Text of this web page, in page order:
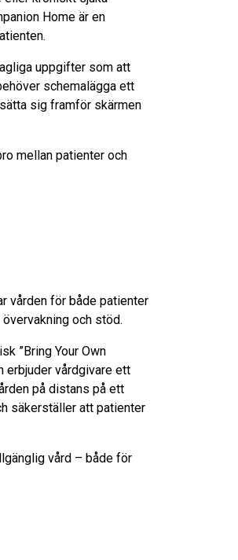
Home är en
uppgifter som att
schemalägga ett
sig framför skärmen
mellan patienter och
vården för både patienter
och stöd.
”Bring Your Own
erbjuder vårdgivare ett
på distans på ett
säkerställer att patienter
vård – både för